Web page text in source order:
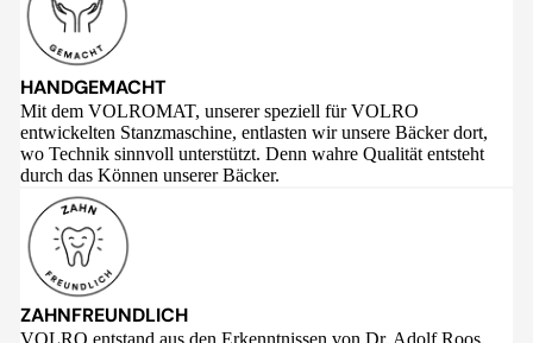
HANDGEMACHT
Mit dem VOLROMAT, unserer speziell für VOLRO
entwickelten Stanzmaschine, entlasten wir unsere Bäcker dort,
wo Technik sinnvoll unterstützt. Denn wahre Qualität entsteht
durch das Können unserer Bäcker.
ZAHNFREUNDLICH
VOLRO entstand aus den Erkenntnissen von Dr. Adolf Roos,